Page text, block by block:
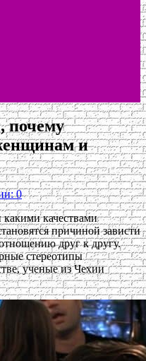
почему
и
0
качествами
причиной зависти
друг к другу.
стереотипы
ученые из Чехии